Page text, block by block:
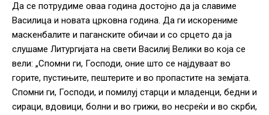
Да се потрудиме оваа година достојно да ја славиме
Василица и новата црковна година. Да ги искорениме
маскенбалите и паганските обичаи и со срцето да ја
слушаме Литургијата на свети Василиј Велики во која се
вели: „Спомни ги, Господи, оние што се најдуваат во
горите, пустињите, пештерите и во пропастите на земјата.
Спомни ги, Господи, и помилуј старци и младенци, бедни и
сираци, вдовици, болни и во грижи, во несреќи и во скрби,